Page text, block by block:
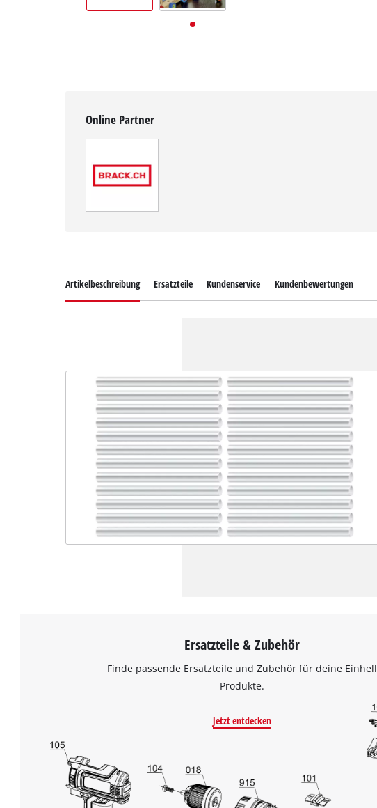
Online Partner
Artikelbeschreibung Ersatzteile Kundenservice Kundenbewertungen
Ersatzteile & Zubehör
Finde passende Ersatzteile und Zubehör für deine Einhell
Produkte.
Jetzt entdecken